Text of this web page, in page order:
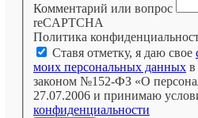
Комментарий или вопрос
reCAPTCHA
Политика
Ставя отметку, я даю свое
моих персональных данных в
законом №152-ФЗ «О
27.07.2006 и принимаю
конфиденциальности